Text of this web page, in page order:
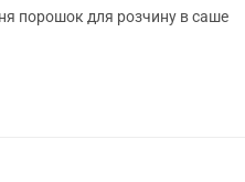
порошок для розчину в саше